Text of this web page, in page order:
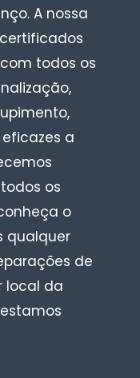
A nossa
todos os
a
os
o
qualquer
de
local da